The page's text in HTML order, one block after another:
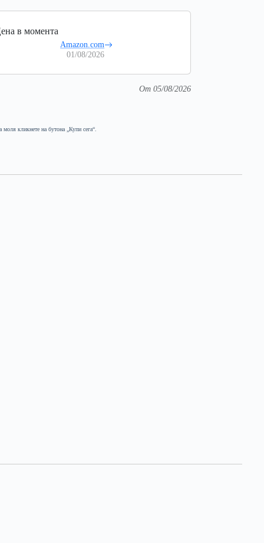
в момента
Amazon.com
01/08/2026
От 05/08/2026
моля кликнете на бутона „Купи сега“.